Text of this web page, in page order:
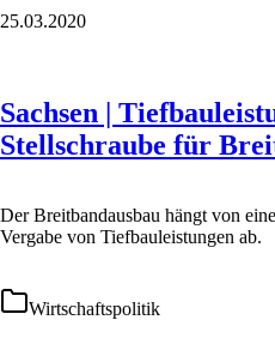
25.03.2020
Sachsen |
Stellschraube für
Der Breitbandausbau hängt von
Vergabe von Tiefbauleistungen ab.
Wirtschaftspolitik